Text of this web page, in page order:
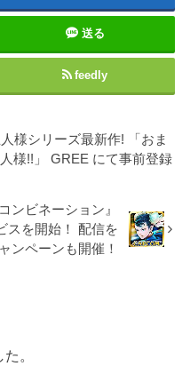
送る
feedly
様シリーズ最新作! 「おま
様!!」 GREE にて事前登録
ンビネーション』
スを開始！ 配信を
ンペーンも開催！
。